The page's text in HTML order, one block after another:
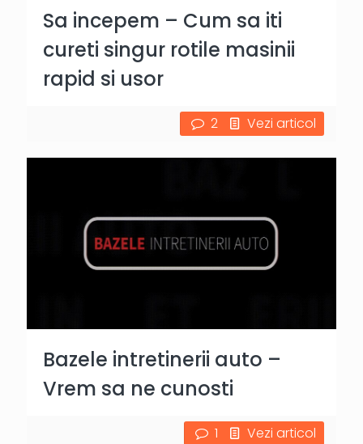
Sa incepem – Cum sa iti
cureti singur rotile masinii
rapid si usor
2 Vezi articol
Bazele intretinerii auto –
Vrem sa ne cunosti
1 Vezi articol